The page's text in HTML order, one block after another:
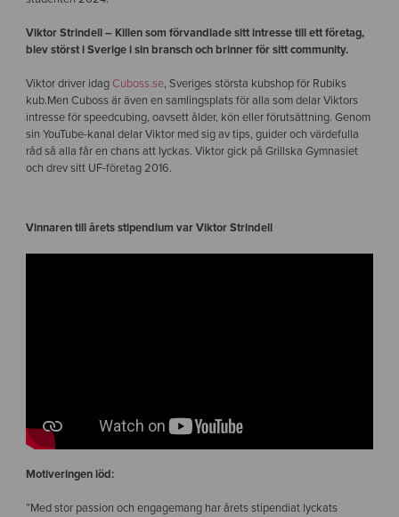
Viktor Strindell – Killen som förvandlade sitt intresse till ett företag,
blev störst i Sverige i sin bransch och brinner för sitt community.
Viktor driver idagCuboss.se, Sveriges största kubshop för Rubiks
kub.Men Cuboss är även en samlingsplats för alla som delar Viktors
intresse för speedcubing, oavsett ålder, kön eller förutsättning. Genom
sin YouTube-kanal delar Viktor med sig av tips, guider och värdefulla
råd så alla får en chans att lyckas. Viktor gick på Grillska Gymnasiet
och drev sitt UF-företag 2016.
Vinnaren till årets stipendium var Viktor Strindell
Motiveringen löd:
”Med stor passion och engagemang har årets stipendiat lyckats